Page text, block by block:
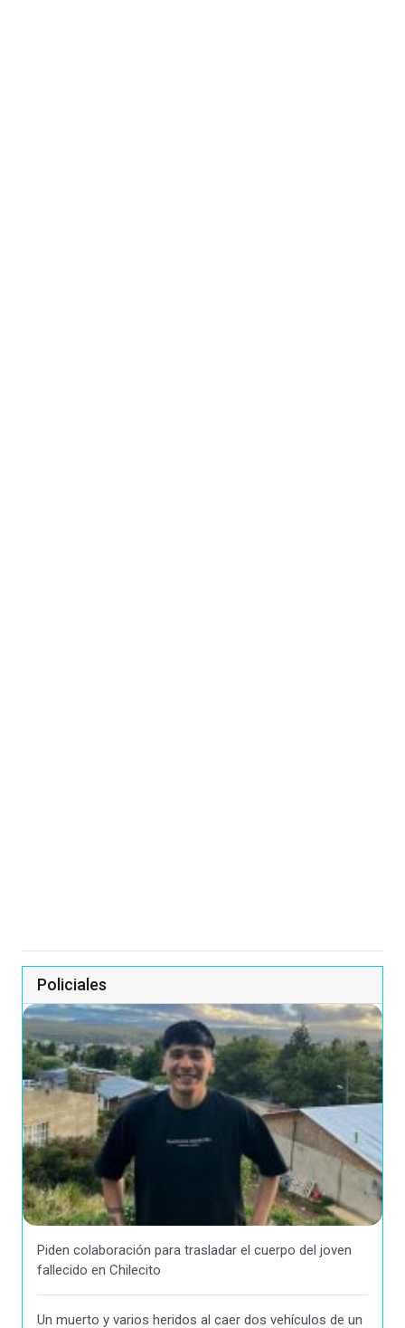
Policiales
Piden colaboración para trasladar el cuerpo del joven
fallecido en Chilecito
Un muerto y varios heridos al caer dos vehículos de un